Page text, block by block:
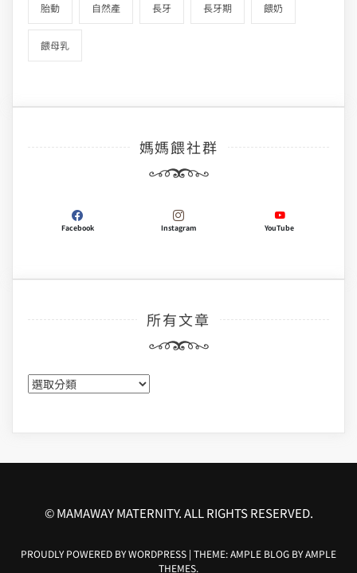
胎動 自然產 長牙 長牙期 餵奶
餵母乳
媽媽餵社群
Facebook Instagram YouTube
所有文章
所
有
章
© MAMAWAY MATERNITY. ALL RIGHTS RESERVED.
PROUDLY POWERED BY WORDPRESS | THEME: AMPLE BLOG BYAMPLE
THEMES.